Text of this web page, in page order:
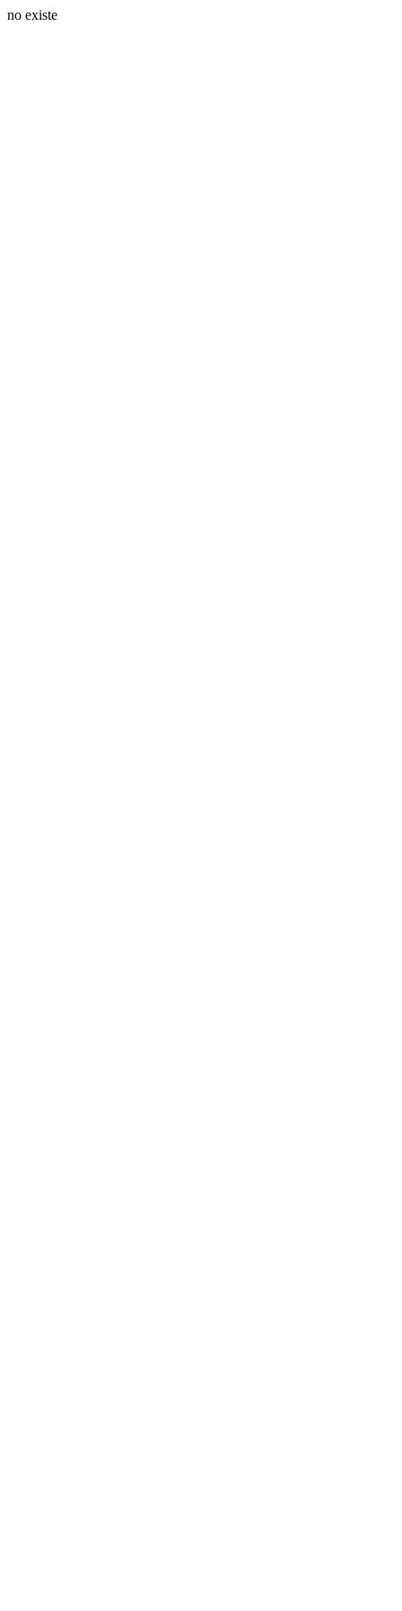
no existe